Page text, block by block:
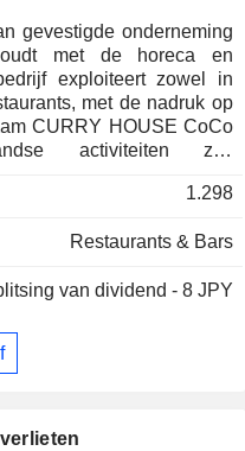
gevestigde onderneming
met de horeca en
exploiteert zowel in
met de nadruk op
CURRY HOUSE CoCo
activiteiten zijn
de FC-winkels bij het
die in de winkels
De buitenlandse
gelieerde
bedrijven, en genereren
1.298
Restaurants & Bars
van dividend - 8 JPY